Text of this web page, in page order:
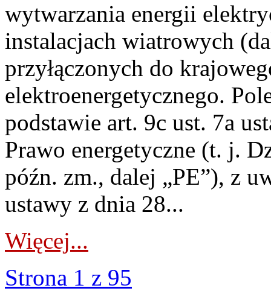
wytwarzania energii
instalacjach wiatrowych
przyłączonych do
elektroenergetycznego.
podstawie art. 9c ust. 7a
Prawo energetyczne (t. j.
późn. zm., dalej „PE”), z
ustawy z dnia 28...
Więcej...
Strona 1 z 95